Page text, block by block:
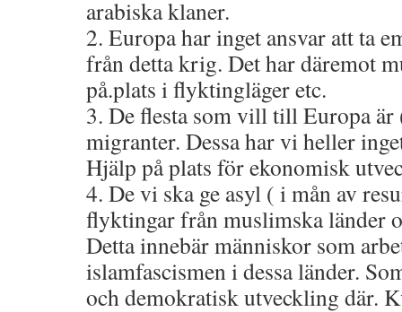
arabiska klaner.
2. Europa har inget ansvar att ta
från detta krig. Det har däremot
på.plats i flyktingläger etc.
3. De flesta som vill till Europa
migranter. Dessa har vi heller
Hjälp på plats för ekonomisk
4. De vi ska ge asyl ( i mån av
flyktingar från muslimska länder
Detta innebär människor som
islamfascismen i dessa länder.
och demokratisk utveckling där.